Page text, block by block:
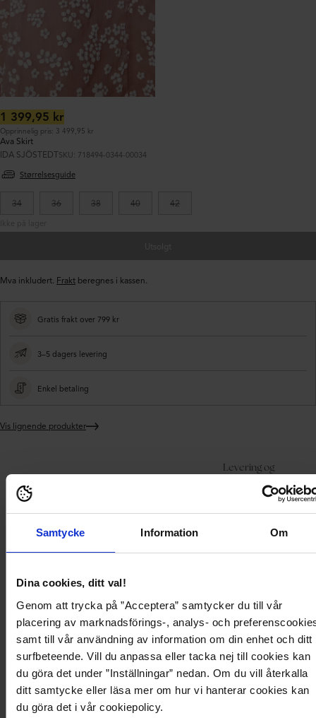
Samtycke Information Om
Dina cookies, ditt val!
Genom att trycka på ”Acceptera” samtycker du till vår
placering av marknadsförings-, analys- och
samt till vår användning av information om din enhet och ditt
surfbeteende. Vill du anpassa eller tacka nej till cookies kan
du göra det under ”Inställningar” nedan. Om du vill återkalla
ditt samtycke eller läsa mer om hur vi hanterar cookies kan
du göra det i vår cookiepolicy.
Ordinær
pris:
1 399,95 kr
Opprinnelig pris: 3 499,95 kr
Ava Skirt
IDA SJÖSTEDTSKU: 718494-0344-00034
Størrelsesguide
34 36 38 40 42
Mva inkludert. Frakt beregnes i kassen.
Gratis frakt over 799 kr
3–5 dagers levering
Enkel betaling
Vis lignende produkter
handlekurven
Levering og
Skjørt fra Ida Sjöstedt med blomster mønster.
- A-linjeform med non-stretch linning i sateng.
- Foret.
- Det kan brukes sammen som et sett med 718482.
Produktbeskrivelse
Skjørt fra Ida Sjöstedt med blomster mønster.
- Luftig vevet materiale.
- A-linjeform med non-stretch linning i sateng.